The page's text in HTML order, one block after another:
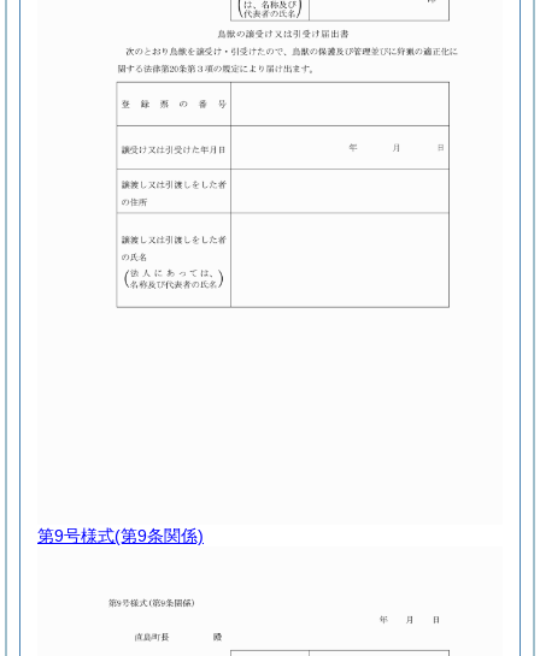
第9号様式(第9条関係)